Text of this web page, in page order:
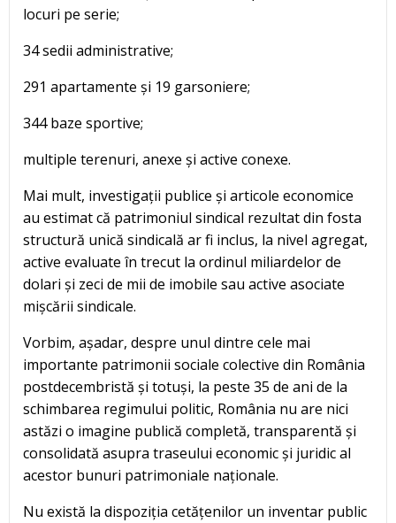
locuri pe serie;
34 sedii administrative;
291 apartamente și 19 garsoniere;
344 baze sportive;
multiple terenuri, anexe și active conexe.
Mai mult, investigații publice și articole economice
au estimat că patrimoniul sindical rezultat din fosta
structură unică sindicală ar fi inclus, la nivel agregat,
active evaluate în trecut la ordinul miliardelor de
dolari și zeci de mii de imobile sau active asociate
mișcării sindicale.
Vorbim, așadar, despre unul dintre cele mai
importante patrimonii sociale colective din România
postdecembristă și totuși, la peste 35 de ani de la
schimbarea regimului politic, România nu are nici
astăzi o imagine publică completă, transparentă și
consolidată asupra traseului economic și juridic al
acestor bunuri patrimoniale naționale.
Nu există la dispoziția cetățenilor un inventar public